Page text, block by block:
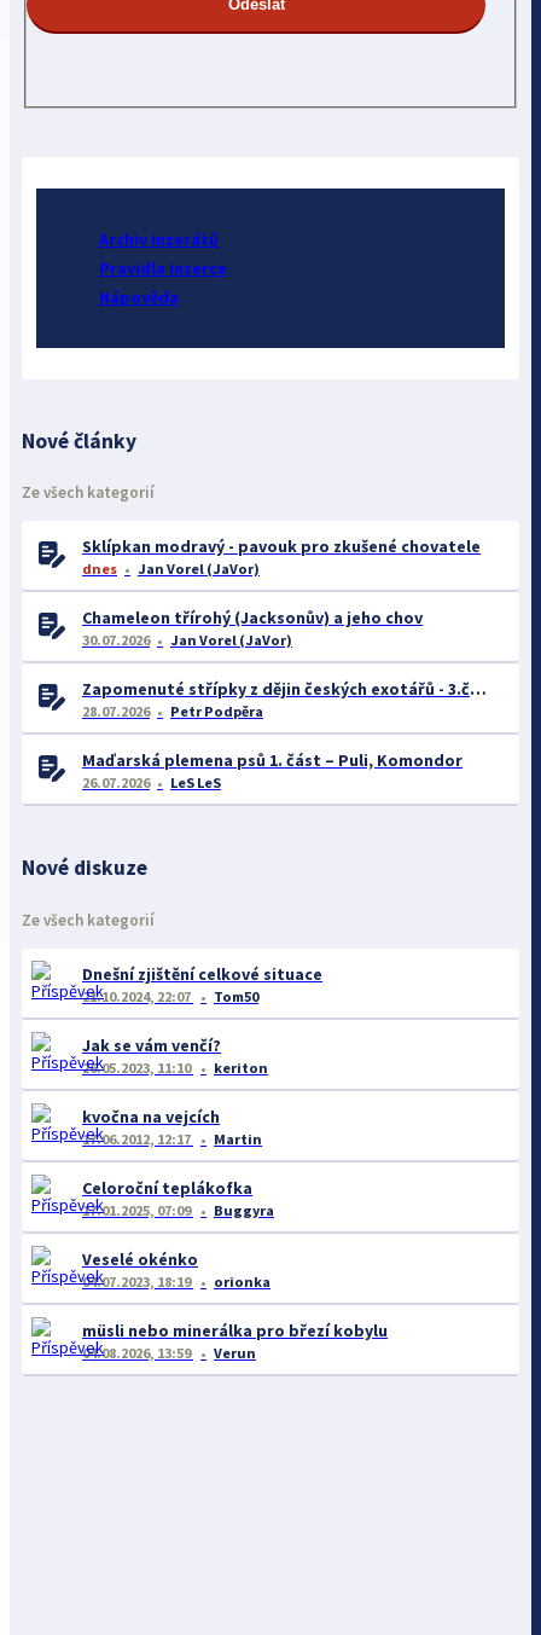
Archiv inzerátů
Pravidla inzerce
Nápověda
Nové články
Ze všech kategorií
Sklípkan modravý - pavouk pro zkušené chovatele
dnes Jan Vorel (JaVor)
Chameleon třírohý (Jacksonův) a jeho chov
30.07.2026 Jan Vorel (JaVor)
Zapomenuté střípky z dějin českých exotářů - 3.část
28.07.2026 Petr Podpěra
Maďarská plemena psů 1. část – Puli, Komondor
26.07.2026 LeS LeS
Nové diskuze
Ze všech kategorií
Dnešní zjištění celkové situace
21.10.2024, 22:07 Tom50
Jak se vám venčí?
26.05.2023, 11:10 keriton
kvočna na vejcích
17.06.2012, 12:17 Martin
Celoroční teplákofka
17.01.2025, 07:09 Buggyra
Veselé okénko
04.07.2023, 18:19 orionka
müsli nebo minerálka pro březí kobylu
04.08.2026, 13:59 Verun